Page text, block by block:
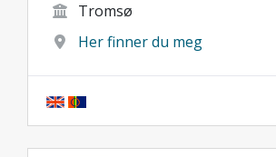
Tromsø
Her finner du meg